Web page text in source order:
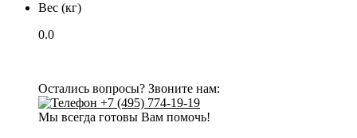
Вес (кг)
0.0
Остались вопросы? Звоните нам:
+7 (495) 774-19-19
Мы всегда готовы Вам помочь!